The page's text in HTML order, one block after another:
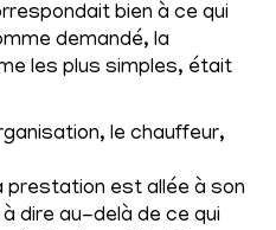
bien à ce qui
demandé, la
les plus simples, était
le chauffeur,
prestation est allée à son
dire au-delà de ce qui